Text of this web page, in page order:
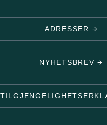
ADRESSER
NYHETSBREV